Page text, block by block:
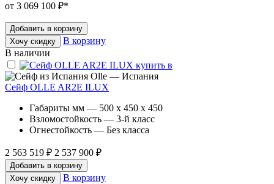
от 3 069 100 ₽*
Добавить в корзину
Хочу скидку
В корзину
В наличии
Olle — Испания
Сейф OLLE AR2E ILUX
Габариты мм — 500 x 450 x 450
Взломостойкость — 3-й класс
Огнестойкость — Без класса
2 563 519 ₽ 2 537 900 ₽
Добавить в корзину
Хочу скидку
В корзину